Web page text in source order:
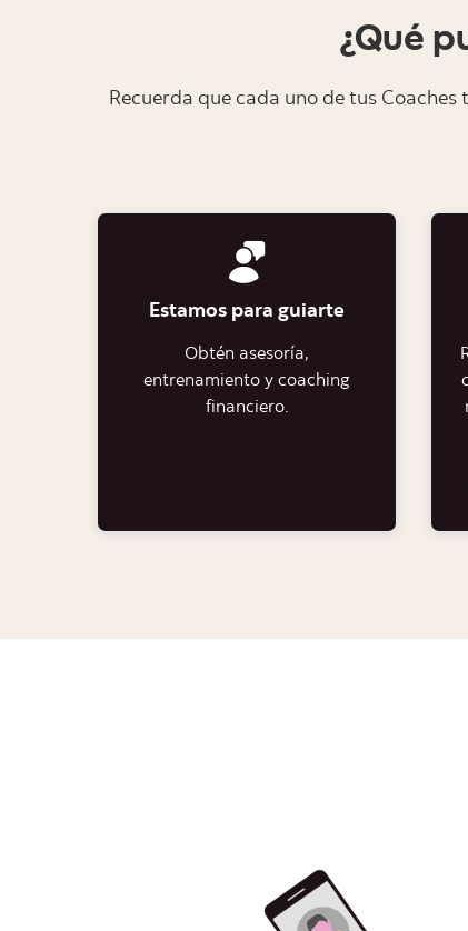
¿Qué
Recuerda que cada uno de tus
Estamos para guiarte
Obtén asesoría,
entrenamiento y coaching
financiero.​